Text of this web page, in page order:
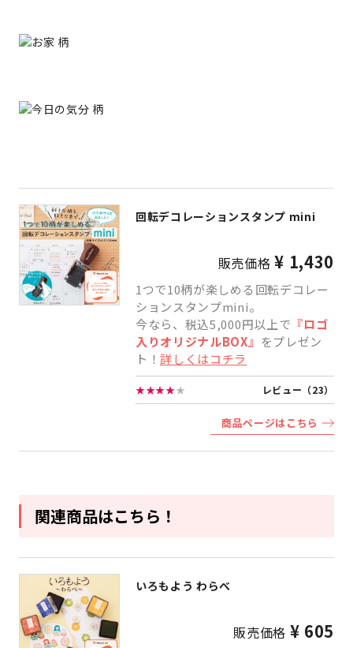
回転デコレーションスタンプ mini
販売価格¥ 1,430
1つで10柄が楽しめる回転デコレー
ションスタンプmini。
今なら、税込5,000円以上で 『ロゴ
入りオリジナルBOX』 をプレゼン
ト！詳しくはコチラ
★★★★★ レビュー（23）
商品ページはこちら
関連商品はこちら！
いろもよう わらべ
販売価格 ¥ 605